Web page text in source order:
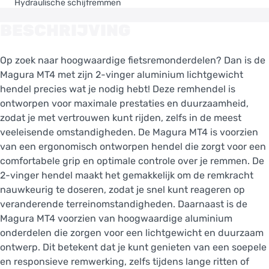
Hydraulische schijfremmen
Op zoek naar hoogwaardige fietsremonderdelen? Dan is de
Magura MT4 met zijn 2-vinger aluminium lichtgewicht
hendel precies wat je nodig hebt! Deze remhendel is
ontworpen voor maximale prestaties en duurzaamheid,
zodat je met vertrouwen kunt rijden, zelfs in de meest
veeleisende omstandigheden. De Magura MT4 is voorzien
van een ergonomisch ontworpen hendel die zorgt voor een
comfortabele grip en optimale controle over je remmen. De
2-vinger hendel maakt het gemakkelijk om de remkracht
nauwkeurig te doseren, zodat je snel kunt reageren op
veranderende terreinomstandigheden. Daarnaast is de
Magura MT4 voorzien van hoogwaardige aluminium
onderdelen die zorgen voor een lichtgewicht en duurzaam
ontwerp. Dit betekent dat je kunt genieten van een soepele
en responsieve remwerking, zelfs tijdens lange ritten of